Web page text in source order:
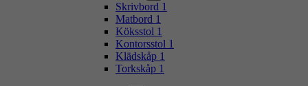
Skrivbord 1
Matbord 1
Köksstol 1
Kontorsstol 1
Klädskåp 1
Torkskåp 1